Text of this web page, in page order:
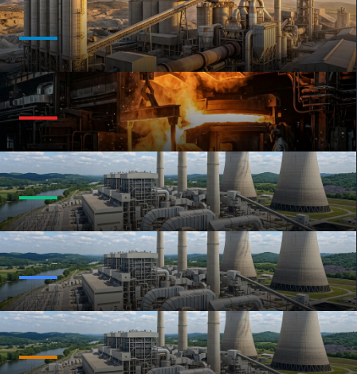
Demir, Çelik & Döküm
Enerji Santralleri
Biyokütle Endüstrisi Hava Emisyon
Kontrolü
Tehlikeli Atık Yakma